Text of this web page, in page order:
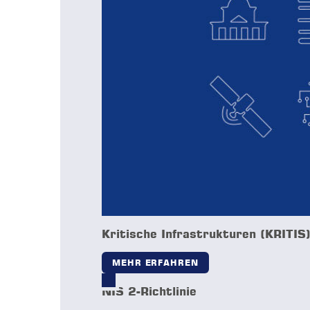
Kritische Infrastrukturen (KRITIS)
MEHR ERFAHREN
NIS 2-Richtlinie